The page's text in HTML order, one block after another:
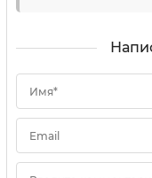
Имя*
Email